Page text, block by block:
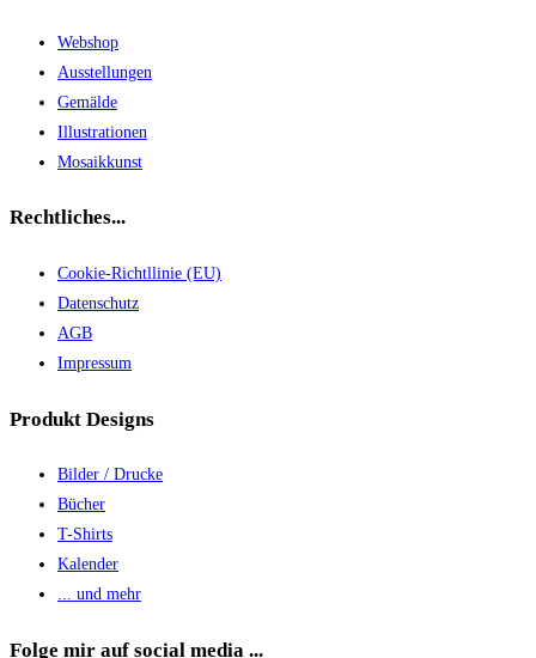
Webshop
Ausstellungen
Gemälde
Illustrationen
Mosaikkunst
Rechtliches...
Cookie-Richtllinie (EU)
Datenschutz
AGB
Impressum
Produkt Designs
Bilder / Drucke
Bücher
T-Shirts
Kalender
... und mehr
Folge mir auf social media ...